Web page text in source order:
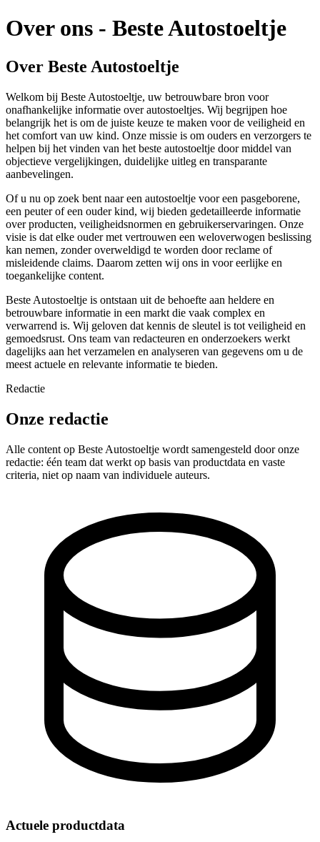
Over ons - Beste Autostoeltje
Over Beste Autostoeltje
Welkom bij Beste Autostoeltje, uw betrouwbare bron voor
onafhankelijke informatie over autostoeltjes. Wij begrijpen hoe
belangrijk het is om de juiste keuze te maken voor de veiligheid en
het comfort van uw kind. Onze missie is om ouders en verzorgers te
helpen bij het vinden van het beste autostoeltje door middel van
objectieve vergelijkingen, duidelijke uitleg en transparante
aanbevelingen.
Of u nu op zoek bent naar een autostoeltje voor een pasgeborene,
een peuter of een ouder kind, wij bieden gedetailleerde informatie
over producten, veiligheidsnormen en gebruikerservaringen. Onze
visie is dat elke ouder met vertrouwen een weloverwogen beslissing
kan nemen, zonder overweldigd te worden door reclame of
misleidende claims. Daarom zetten wij ons in voor eerlijke en
toegankelijke content.
Beste Autostoeltje is ontstaan uit de behoefte aan heldere en
betrouwbare informatie in een markt die vaak complex en
verwarrend is. Wij geloven dat kennis de sleutel is tot veiligheid en
gemoedsrust. Ons team van redacteuren en onderzoekers werkt
dagelijks aan het verzamelen en analyseren van gegevens om u de
meest actuele en relevante informatie te bieden.
Redactie
Onze redactie
Alle content op Beste Autostoeltje wordt samengesteld door onze
redactie: één team dat werkt op basis van productdata en vaste
criteria, niet op naam van individuele auteurs.
Actuele productdata